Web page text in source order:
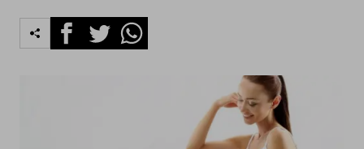
FacebookTwitterWhatsapp